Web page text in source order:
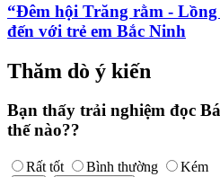
“Đêm hội Trăng rằm -
đến với trẻ em Bắc Ninh
Thăm dò ý kiến
Bạn thấy trải nghiệm đọc
thế nào??
Rất tốt Bình thường Kém